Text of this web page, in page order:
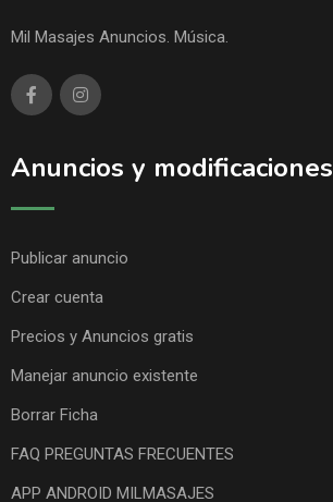
Mil Masajes Anuncios. Música.
Anuncios y modificaciones
Publicar anuncio
Crear cuenta
Precios y Anuncios gratis
Manejar anuncio existente
Borrar Ficha
FAQ PREGUNTAS FRECUENTES
APP ANDROID MILMASAJES